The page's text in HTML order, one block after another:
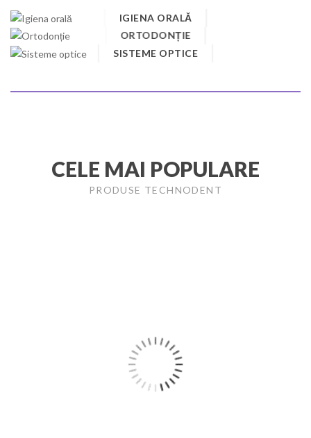
IGIENA ORALĂ
ORTODONȚIE
SISTEME OPTICE
CELE MAI POPULARE
PRODUSE TECHNODENT